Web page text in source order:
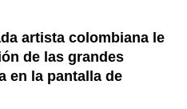
artista colombiana le
de las grandes
en la pantalla de